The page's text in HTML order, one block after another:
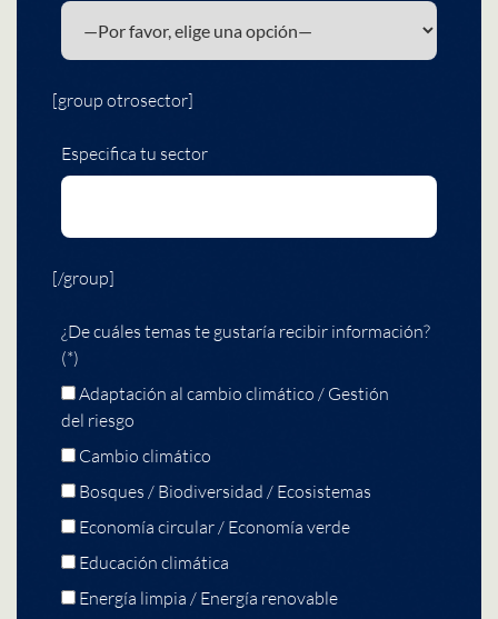
[group otrosector]
Especifica tu sector
[/group]
¿De cuáles temas te gustaría recibir información?
(*)
Adaptación al cambio climático / Gestión
del riesgo
Cambio climático
Bosques / Biodiversidad / Ecosistemas
Economía circular / Economía verde
Educación climática
Energía limpia / Energía renovable